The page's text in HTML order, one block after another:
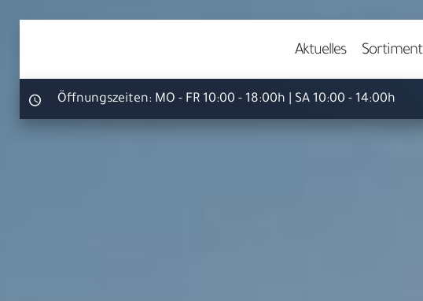
Aktuelles Sortiment
Öffnungszeiten: MO - FR 10:00 - 18:00h | SA 10:00 - 14:00h